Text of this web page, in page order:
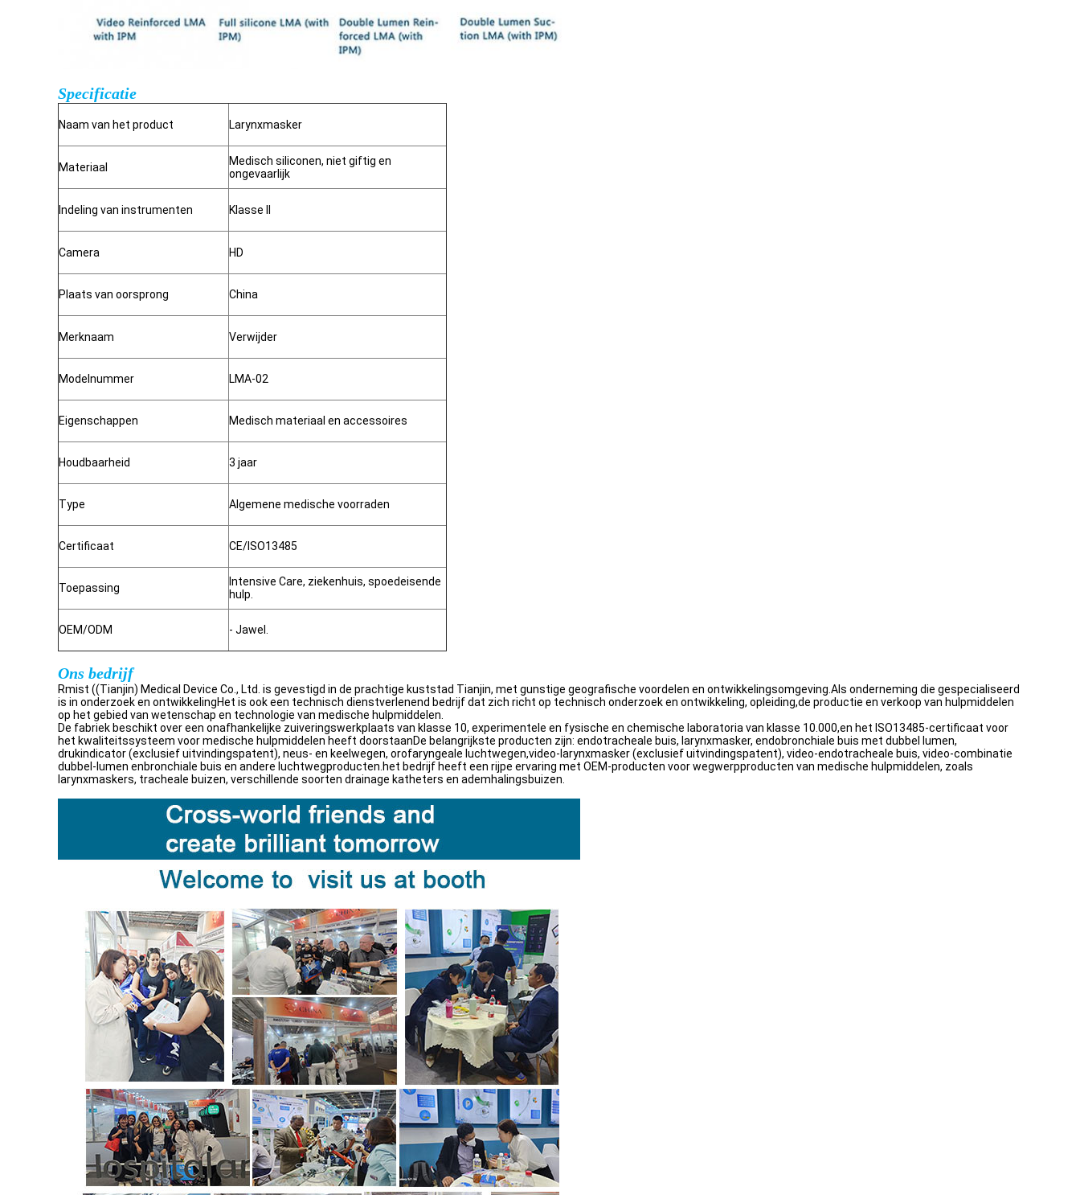
Specificatie
Naam van het product Larynxmasker
Materiaal
Medisch siliconen, niet giftig en
ongevaarlijk
Indeling van instrumenten Klasse II
Camera HD
Plaats van oorsprong China
Merknaam Verwijder
Modelnummer LMA-02
Eigenschappen Medisch materiaal en accessoires
Houdbaarheid 3 jaar
Type Algemene medische voorraden
Certificaat CE/ISO13485
Toepassing
Intensive Care, ziekenhuis, spoedeisende
hulp.
OEM/ODM - Jawel.
Ons bedrijf
Rmist ((Tianjin) Medical Device Co., Ltd. is gevestigd in de prachtige kuststad Tianjin, met gunstige geografische voordelen en ontwikkelingsomgeving.Als onderneming die gespecialiseerd
is in onderzoek en ontwikkelingHet is ook een technisch dienstverlenend bedrijf dat zich richt op technisch onderzoek en ontwikkeling, opleiding,de productie en verkoop van hulpmiddelen
op het gebied van wetenschap en technologie van medische hulpmiddelen.
De fabriek beschikt over een onafhankelijke zuiveringswerkplaats van klasse 10, experimentele en fysische en chemische laboratoria van klasse 10.000,en het ISO13485-certificaat voor
het kwaliteitssysteem voor medische hulpmiddelen heeft doorstaanDe belangrijkste producten zijn: endotracheale buis, larynxmasker, endobronchiale buis met dubbel lumen,
drukindicator (exclusief uitvindingspatent), neus- en keelwegen, orofaryngeale luchtwegen,video-larynxmasker (exclusief uitvindingspatent), video-endotracheale buis, video-combinatie
dubbel-lumen enbronchiale buis en andere luchtwegproducten.het bedrijf heeft een rijpe ervaring met OEM-producten voor wegwerpproducten van medische hulpmiddelen, zoals
larynxmaskers, tracheale buizen, verschillende soorten drainage katheters en ademhalingsbuizen.